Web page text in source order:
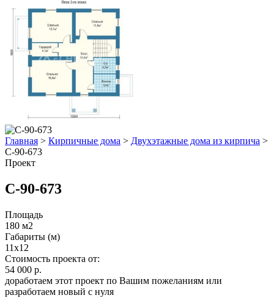
Главная > Кирпичные дома > Двухэтажные дома из кирпича >
С-90-673
Проект
С-90-673
Площадь
180 м2
Габариты (м)
11x12
Стоимость проекта от:
54 000 р.
доработаем этот проект по Вашим пожеланиям или
разработаем новый с нуля